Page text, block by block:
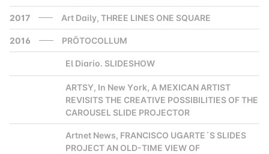
2017 Art Daily, THREE LINES ONE SQUARE
2016 PRŌTOCOLLUM
El Diario. SLIDESHOW
ARTSY, In New York, A MEXICAN ARTIST
REVISITS THE CREATIVE POSSIBILITIES OF THE
CAROUSEL SLIDE PROJECTOR
Artnet News, FRANCISCO UGARTE´S SLIDES
PROJECT AN OLD-TIME VIEW OF